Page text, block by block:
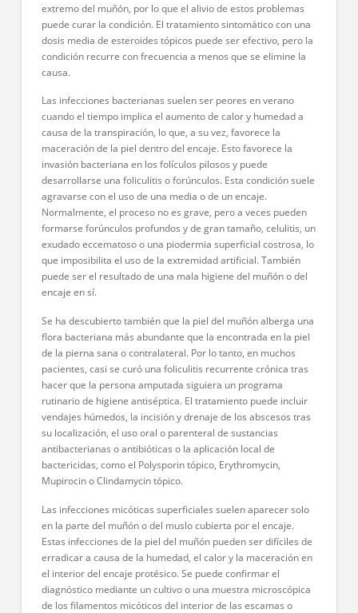
extremo del muñón, por lo que el alivio de estos problemas
puede curar la condición. El tratamiento sintomático con una
dosis media de esteroides tópicos puede ser efectivo, pero la
condición recurre con frecuencia a menos que se elimine la
causa.
Las infecciones bacterianas suelen ser peores en verano
cuando el tiempo implica el aumento de calor y humedad a
causa de la transpiración, lo que, a su vez, favorece la
maceración de la piel dentro del encaje. Esto favorece la
invasión bacteriana en los folículos pilosos y puede
desarrollarse una foliculitis o forúnculos. Esta condición suele
agravarse con el uso de una media o de un encaje.
Normalmente, el proceso no es grave, pero a veces pueden
formarse forúnculos profundos y de gran tamaño, celulitis, un
exudado eccematoso o una piodermia superficial costrosa, lo
que imposibilita el uso de la extremidad artificial. También
puede ser el resultado de una mala higiene del muñón o del
encaje en sí.
Se ha descubierto también que la piel del muñón alberga una
flora bacteriana más abundante que la encontrada en la piel
de la pierna sana o contralateral. Por lo tanto, en muchos
pacientes, casi se curó una foliculitis recurrente crónica tras
hacer que la persona amputada siguiera un programa
rutinario de higiene antiséptica. El tratamiento puede incluir
vendajes húmedos, la incisión y drenaje de los abscesos tras
su localización, el uso oral o parenteral de sustancias
antibacterianas o antibióticas o la aplicación local de
bactericidas, como el Polysporin tópico, Erythromycin,
Mupirocin o Clindamycin tópico.
Las infecciones micóticas superficiales suelen aparecer solo
en la parte del muñón o del muslo cubierta por el encaje.
Estas infecciones de la piel del muñón pueden ser difíciles de
erradicar a causa de la humedad, el calor y la maceración en
el interior del encaje protésico. Se puede confirmar el
diagnóstico mediante un cultivo o una muestra microscópica
de los filamentos micóticos del interior de las escamas o